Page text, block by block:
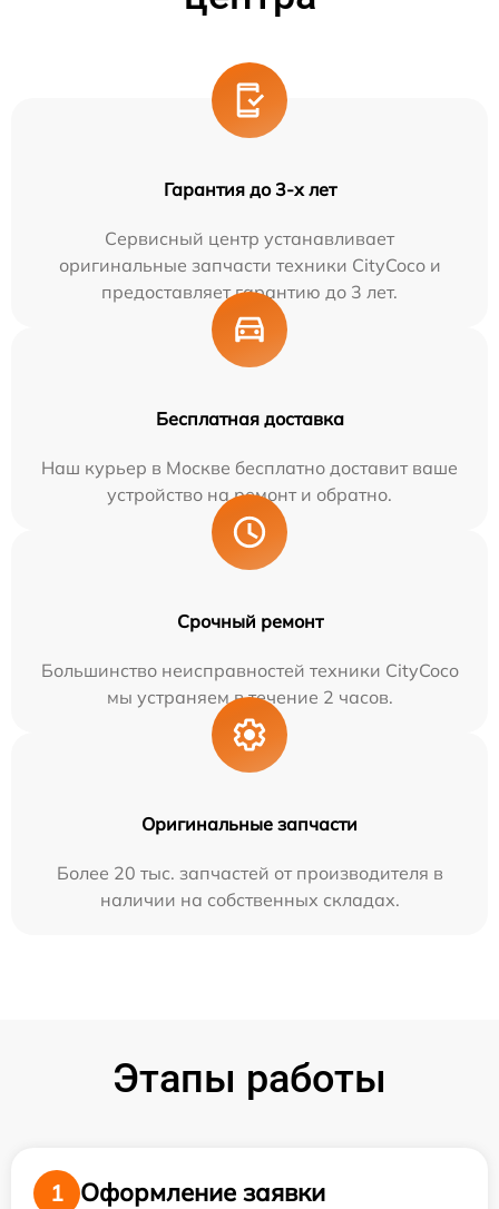
Гарантия до 3-х лет
Сервисный центр устанавливает
оригинальные запчасти техники CityCoco и
предоставляет гарантию до 3 лет.
Бесплатная доставка
Наш курьер в Москве бесплатно доставит ваше
устройство на ремонт и обратно.
Срочный ремонт
Большинство неисправностей техники CityCoco
мы устраняем в течение 2 часов.
Оригинальные запчасти
Более 20 тыс. запчастей от производителя в
наличии на собственных складах.
Этапы работы
1
Оформление заявки